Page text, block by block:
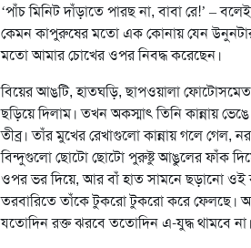
‘পাঁচ মিনিট দাঁড়াতে পারছ না, বাবা রে!’ –
কেমন কাপুরুষের মতো এক কোনায় যেন উনুনটার
মতো আমার চোখের ওপর নিবদ্ধ করেছেন।
বিয়ের আঙটি, হাতঘড়ি, ছাপওয়ালা
ছড়িয়ে দিলাম। তখন অকস্মাৎ তিনি কান্নায়
তীব্র। তাঁর মুখের রেখাগুলো কান্নায় গলে
বিন্দুগুলো ছোটো ছোটো পুরুষ্টু আঙুলের ফাঁক
ওপর ভর দিয়ে, আর বাঁ হাত সামনে ছড়ানো ওই
তরবারিতে তাঁকে টুকরো টুকরো করে ফেলছে।
যতোদিন রক্ত ঝরবে ততোদিন এ-যুদ্ধ থামবে না।